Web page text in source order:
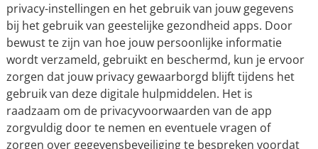
privacy-instellingen en het gebruik van jouw gegevens
bij het gebruik van geestelijke gezondheid apps. Door
bewust te zijn van hoe jouw persoonlijke informatie
wordt verzameld, gebruikt en beschermd, kun je ervoor
zorgen dat jouw privacy gewaarborgd blijft tijdens het
gebruik van deze digitale hulpmiddelen. Het is
raadzaam om de privacyvoorwaarden van de app
zorgvuldig door te nemen en eventuele vragen of
zorgen over gegevensbeveiliging te bespreken voordat